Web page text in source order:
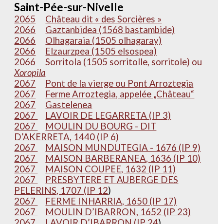
Saint-Pée-sur-Nivelle
2065
Château dit « des Sorcières »
2066
Gaztanbidea (1568 bastambide)
2066
Olhagaraia (1505 olhagaray)
2066
Elzaurzpea (1505 elsospea)
2066
Sorritola (1505 sorritolle, sorritole) ou
Xoropila
2067
Pont de la vierge ou Pont Arroztegia
2067
Ferme Arroztegia, appelée „Château“
2067
Gastelenea
2067
LAVOIR DE LEGARRETA (IP 3)
2067
MOULIN DU BOURG - DIT
D’AKERRETA, 1440 (IP 6)
2067
MAISON MUNDUTEGIA - 1676 (IP 9)
2067
MAISON BARBERANEA, 1636 (IP 10)
2067
MAISON COUPEE, 1632 (IP 11)
2067
PRESBYTERE ET AUBERGE DES
PELERINS, 1707 (IP 12)
2067
FERME INHARRIA, 1650 (IP 17)
2067
MOULIN D’IBARRON, 1652 (IP 23)